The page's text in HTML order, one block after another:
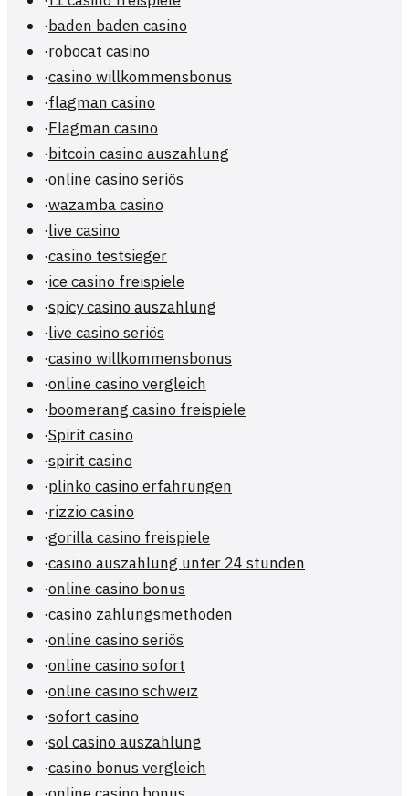
·baden baden casino
·robocat casino
·casino willkommensbonus
·flagman casino
·Flagman casino
·bitcoin casino auszahlung
·online casino seriös
·wazamba casino
·live casino
·casino testsieger
·ice casino freispiele
·spicy casino auszahlung
·live casino seriös
·casino willkommensbonus
·online casino vergleich
·boomerang casino freispiele
·Spirit casino
·spirit casino
·plinko casino erfahrungen
·rizzio casino
·gorilla casino freispiele
·casino auszahlung unter 24 stunden
·online casino bonus
·casino zahlungsmethoden
·online casino seriös
·online casino sofort
·online casino schweiz
·sofort casino
·sol casino auszahlung
·casino bonus vergleich